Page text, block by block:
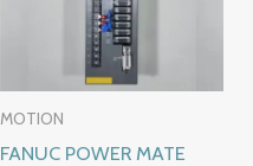
MOTION
FANUC POWER MATE